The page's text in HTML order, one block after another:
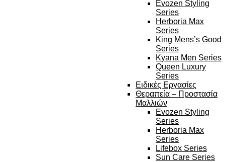
Evozen Styling
Series
Herboria Max
Series
King Mens’s Good
Series
Kyana Men Series
Queen Luxury
Series
Ειδικές Εργασίες
Θεραπεία – Προστασία
Μαλλιών
Evozen Styling
Series
Herboria Max
Series
Lifebox Series
Sun Care Series